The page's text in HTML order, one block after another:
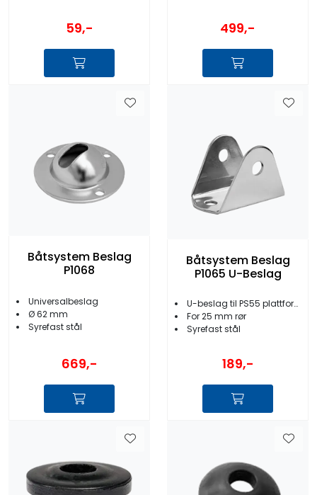
59,- 499,-
Båtsystem Beslag
P1068
Universalbeslag
Ø 62 mm
Syrefast stål
669,-
Båtsystem Beslag
P1065 U-Beslag
U-beslag til PS55 plattform
For 25 mm rør
Syrefast stål
189,-